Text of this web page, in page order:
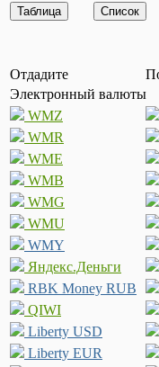
Отдадите
Электронный валюты
WMZ
WMR
WME
WMB
WMG
WMU
WMY
Яндекс.Деньги
RBK Money RUB
QIWI
Liberty USD
Liberty EUR